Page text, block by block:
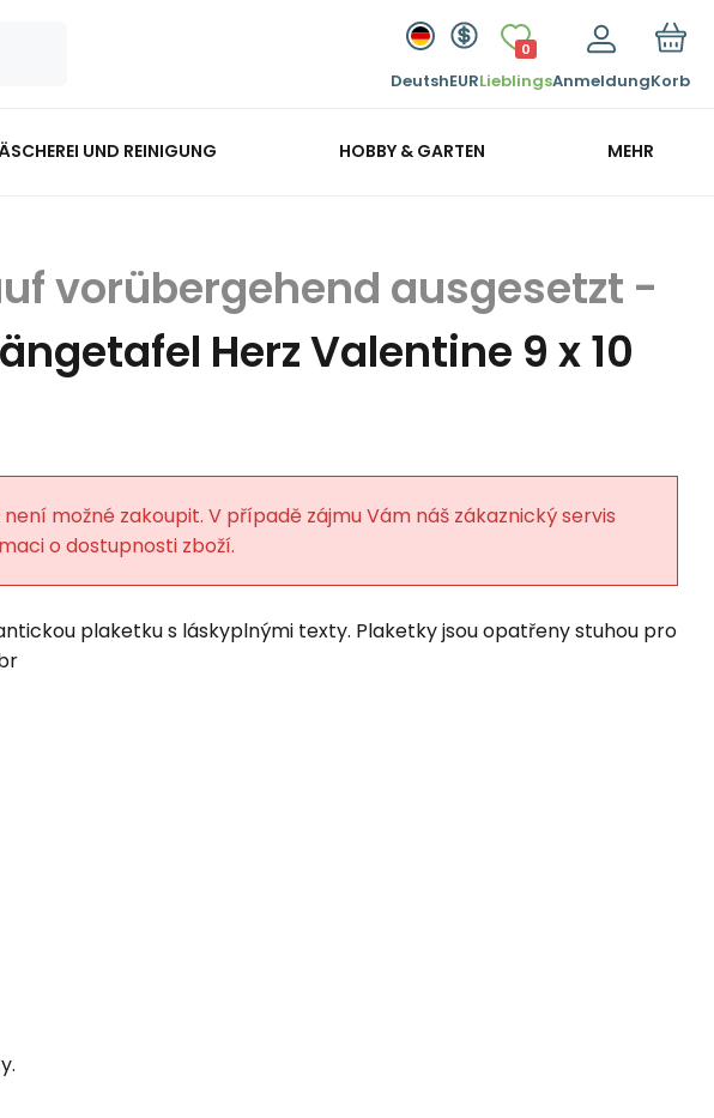
DeutshEUR
0
LieblingsAnmeldungKorb
UND REINIGUNG HOBBY & GARTEN MEHR
Herz Valentine 9 x 10
není možné zakoupit. V případě zájmu Vám náš zákaznický servis
o dostupnosti zboží.
plaketku s láskyplnými texty. Plaketky jsou opatřeny stuhou pro